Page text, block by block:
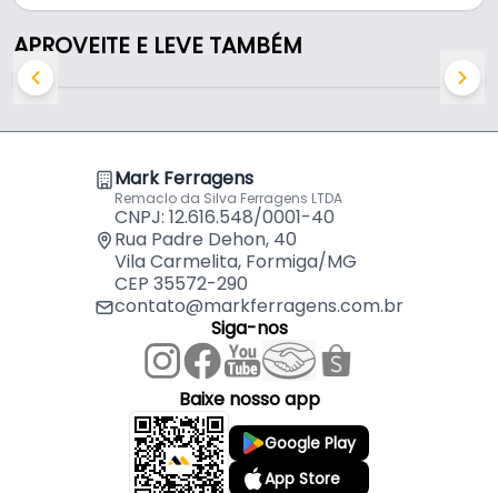
- Cor: Zincado
- Capacidade de Carga: 4,0kg por Carga por peça
- Largura: 21 mm
- Espessura: 1,9 mm
- Dimensões: 21x45x21mm
- Furação: 3
- Comercializado: Unidade
- Espessura de chapa: 1,9mm
APROVEITE E LEVE TAMBÉM
Mark Ferragens
Remaclo da Silva Ferragens LTDA
CNPJ: 12.616.548/0001-40
Rua Padre Dehon, 40
Vila Carmelita, Formiga/MG
CEP 35572-290
contato@markferragens.com.br
Siga-nos
Baixe nosso app
Google Play
App Store